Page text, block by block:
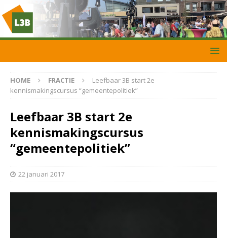
HOME FRACTIE
Leefbaar 3B start 2e
kennismakingscursus “gemeentepolitiek”
Leefbaar 3B start 2e
kennismakingscursus
“gemeentepolitiek”
22 januari 2017